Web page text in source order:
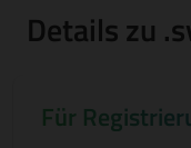
Details zu
Für